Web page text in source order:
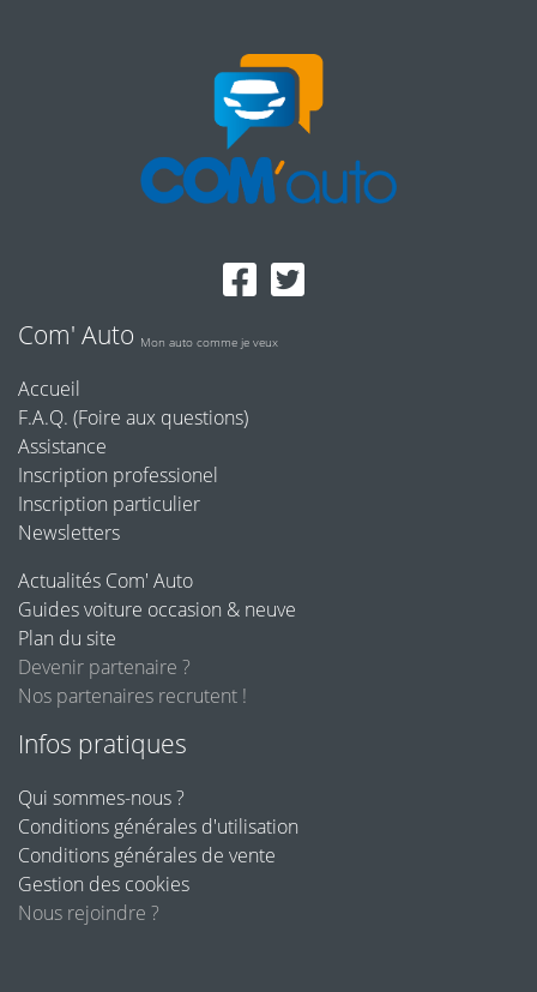
Com' Auto Mon auto comme je veux
Accueil
F.A.Q. (Foire aux questions)
Assistance
Inscription professionel
Inscription particulier
Newsletters
Actualités Com' Auto
Guides voiture occasion & neuve
Plan du site
Devenir partenaire ?
Nos partenaires recrutent !
Infos pratiques
Qui sommes-nous ?
Conditions générales d'utilisation
Conditions générales de vente
Gestion des cookies
Nous rejoindre ?